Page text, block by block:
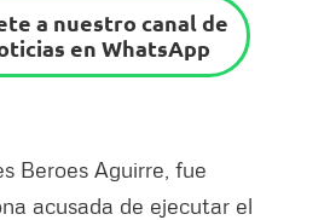
a nuestro canal de
en WhatsApp
Beroes Aguirre, fue
acusada de ejecutar el